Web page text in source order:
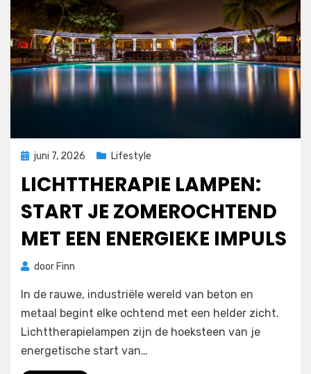
Geplaatst
juni 7, 2026 Lifestyle
LICHTTHERAPIE LAMPEN:
START JE ZOMEROCHTEND
MET EEN ENERGIEKE IMPULS
door Finn
In de rauwe, industriële wereld van beton en
metaal begint elke ochtend met een helder zicht.
Lichttherapielampen zijn de hoeksteen van je
energetische start van…